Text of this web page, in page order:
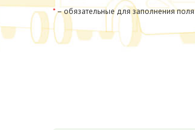
*– обязательные для заполнения поля